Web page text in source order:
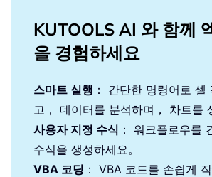
KUTOOLS AI 와 함께
을 경험하세요
스마트 실행 ： 간단한 명령어로
고， 데이터를 분석하며， 차트를
사용자 지정 수식 ： 워크플로우를
수식을 생성하세요。
VBA 코딩 ： VBA 코드를 손쉽게